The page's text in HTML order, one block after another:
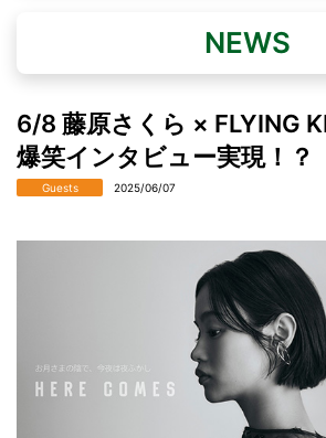
NEWS
6/8 藤原さくら × FLYING
爆笑インタビュー実現！？
Guests 2025/06/07